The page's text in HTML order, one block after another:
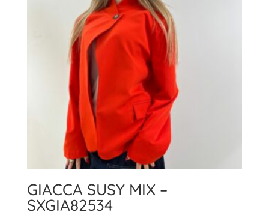
GIACCA SUSY MIX –
SXGIA82534